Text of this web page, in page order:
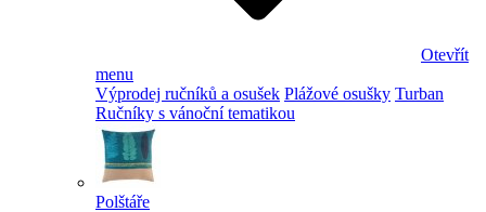
Otevřít
menu
Výprodej ručníků a osušek Plážové osušky Turban
Ručníky s vánoční tematikou
Polštáře